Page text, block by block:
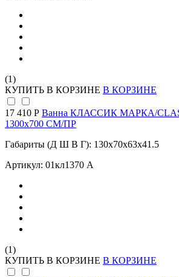
(1)
КУПИТЬ В КОРЗИНЕ В КОРЗИНЕ
17 410 Р Ванна КЛАССИК МАРКА/
1300х700 СМ/ПР
Габариты (Д Ш В Г): 130x70x63x41.5
Артикул: 01кл1370 А
(1)
КУПИТЬ В КОРЗИНЕ В КОРЗИНЕ